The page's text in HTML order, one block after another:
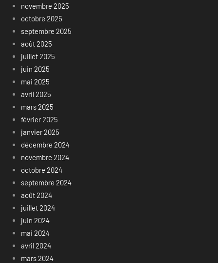
novembre 2025
octobre 2025
septembre 2025
août 2025
juillet 2025
juin 2025
mai 2025
avril 2025
mars 2025
février 2025
janvier 2025
décembre 2024
novembre 2024
octobre 2024
septembre 2024
août 2024
juillet 2024
juin 2024
mai 2024
avril 2024
mars 2024